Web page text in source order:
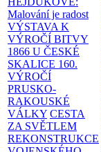
Malování je radost
VÝSTAVA K
VÝROČÍ BITVY
1866 U ČESKÉ
SKALICE 160.
VÝROČÍ
PRUSKO-
RAKOUSKÉ
VÁLKY CESTA
ZA SVĚTLEM
REKONSTRUKCE